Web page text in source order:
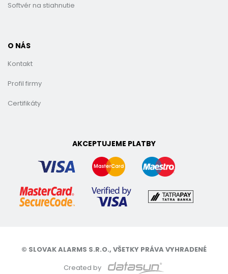
Softvér na stiahnutie
O NÁS
Kontakt
Profil firmy
Certifikáty
AKCEPTUJEME PLATBY
© SLOVAK ALARMS S.R.O., VŠETKY PRÁVA VYHRADENÉ
Created by